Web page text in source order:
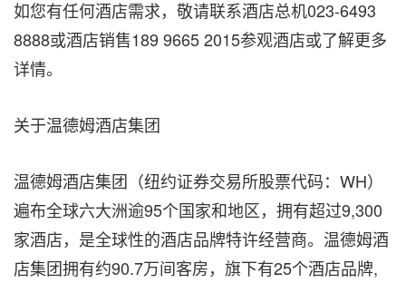
如您有任何酒店需求，敬请联系酒店总机023-6493
8888或酒店销售189 9665 2015参观酒店或了解更多
详情。
关于温德姆酒店集团
温德姆酒店集团（纽约证券交易所股票代码：WH）
遍布全球六大洲逾95个国家和地区，拥有超过9,300
家酒店，是全球性的酒店品牌特许经营商。温德姆酒
店集团拥有约90.7万间客房，旗下有25个酒店品牌,